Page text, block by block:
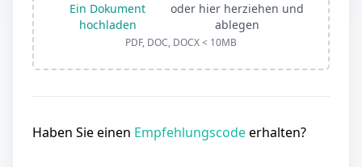
Ein Dokument
hochladen
oder hier herziehen und
ablegen
PDF, DOC, DOCX < 10MB
Haben Sie einen Empfehlungscodeerhalten?